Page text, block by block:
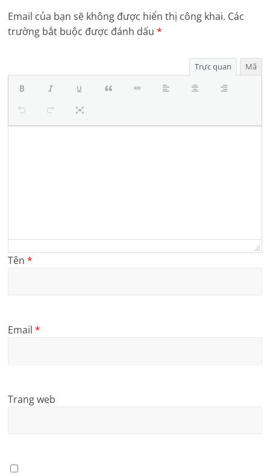
Email của bạn sẽ không được hiển thị công khai. Các
trường bắt buộc được đánh dấu*
Trực quan Mã
Tên*
Email*
Trang web